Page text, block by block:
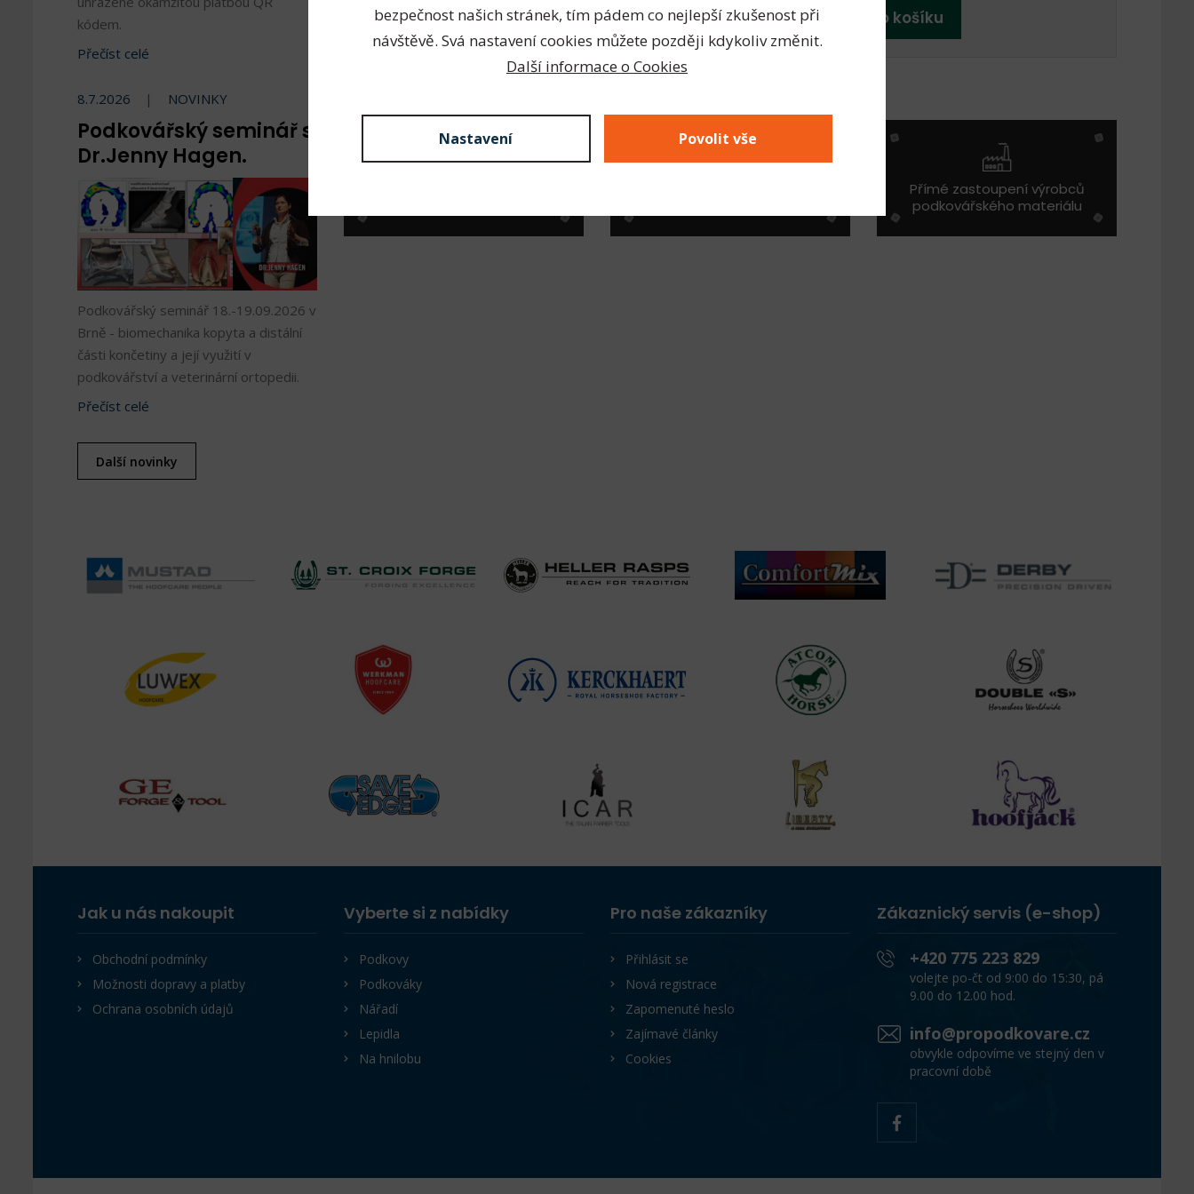
kódem.
Přečíst celé
8.7.2026 NOVINKY
Podkovářský seminář s
Dr.Jenny Hagen.
Podkovářský seminář 18.-19.09.2026 v
Brně - biomechanika kopyta a distální
části končetiny a její využití v
podkovářství a veterinární ortopedii.
Přečíst celé
Další novinky
Celkem vybráno 0ks za 0Kč Přidat do košíku
Přímé zastoupení výrobců
podkovářského materiálu
Jak u nás nakoupit
Obchodní podmínky
Možnosti dopravy a platby
Ochrana osobních údajů
Vyberte si z nabídky
Podkovy
Podkováky
Nářadí
Lepidla
Na hnilobu
Pro naše zákazníky
Přihlásit se
Nová registrace
Zapomenuté heslo
Zajímavé články
Cookies
Zákaznický servis (e-shop)
+420 775 223 829
volejte po-čt od 9:00 do 15:30, pá
9.00 do 12.00 hod.
info@propodkovare.cz
obvykle odpovíme ve stejný den v
pracovní době
bezpečnost našich stránek, tím pádem co nejlepší zkušenost při
návštěvě. Svá nastavení cookies můžete později kdykoliv změnit.
Další informace o Cookies
Nastavení Povolit vše